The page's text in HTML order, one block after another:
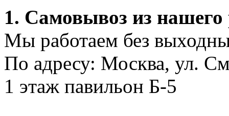
1. Самовывоз из нашего
Мы работаем без
По адресу: Москва, ул.
1 этаж павильон Б-5